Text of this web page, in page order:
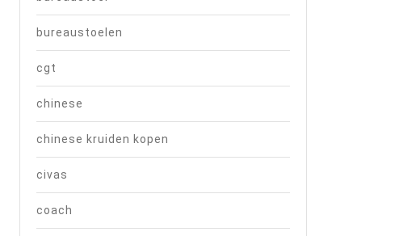
bureaustoelen
cgt
chinese
chinese kruiden kopen
civas
coach